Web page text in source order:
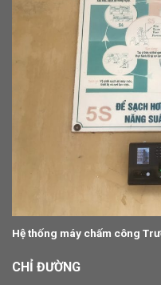
Hệ thống máy chấm công
CHỈ ĐƯỜNG